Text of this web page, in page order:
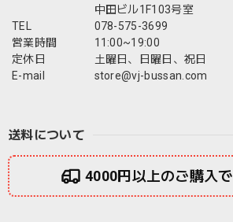
中田ビル1F103号室
TEL
078-575-3699
営業時間
11:00~19:00
定休日
土曜日、日曜日、祝日
E-mail
store@vj-bussan.com
送料について
4000円以上のご購入で